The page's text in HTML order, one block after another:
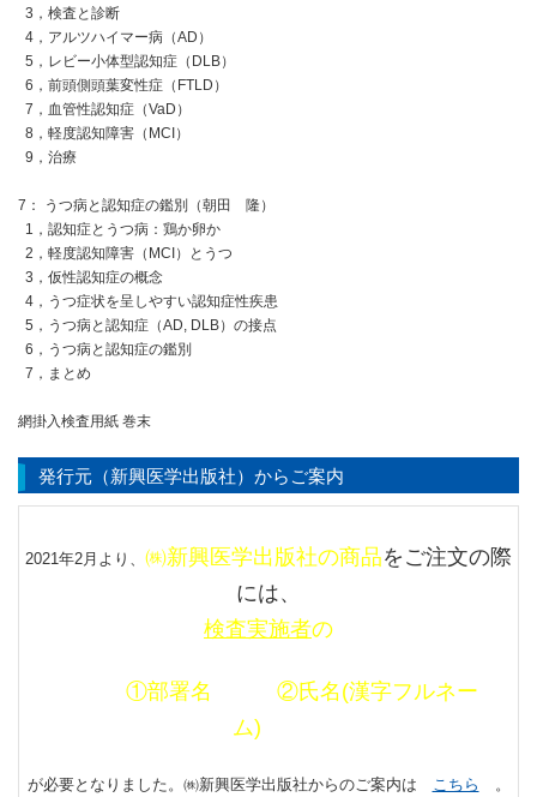
3，検査と診断
4，アルツハイマー病（AD）
5，レビー小体型認知症（DLB）
6，前頭側頭葉変性症（FTLD）
7，血管性認知症（VaD）
8，軽度認知障害（MCI）
9，治療
7： うつ病と認知症の鑑別（朝田 隆）
1，認知症とうつ病：鶏か卵か
2，軽度認知障害（MCI）とうつ
3，仮性認知症の概念
4，うつ症状を呈しやすい認知症性疾患
5，うつ病と認知症（AD, DLB）の接点
6，うつ病と認知症の鑑別
7，まとめ
網掛入検査用紙 巻末
発行元（新興医学出版社）からご案内
2021年2月より、 ㈱新興医学出版社の商品をご注文の際
には、
検査実施者の
①部署名 ②氏名(漢字フルネー
ム)
が必要となりました。㈱新興医学出版社からのご案内は こちら 。